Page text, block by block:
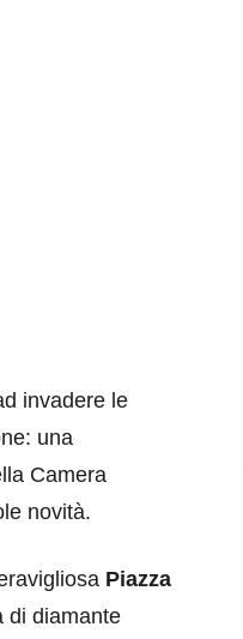
invadere le
una
Camera
novità.
Piazza
di diamante